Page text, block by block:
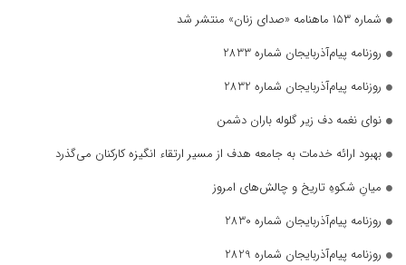
شماره ۱۵۳ ماهنامه «صدای زنان» منتشر شد
روزنامه پیام‌آذربایجان شماره 2833
روزنامه پیام‌آذربایجان شماره 2832
نوای نغمه دف زیر گلوله باران دشمن
بهبود ارائه خدمات به جامعه هدف از مسیر ارتقاء انگیزه کارکنان می‌گذرد
میانِ شکوهِ تاریخ و چالش‌های امروز
روزنامه پیام‌آذربایجان شماره 2830
روزنامه پیام‌آذربایجان شماره 2829